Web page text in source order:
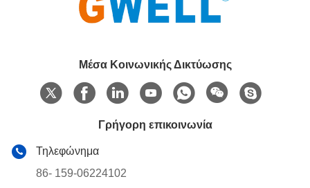
Μέσα Κοινωνικής Δικτύωσης
Γρήγορη επικοινωνία
Τηλεφώνημα
86- 159-06224102